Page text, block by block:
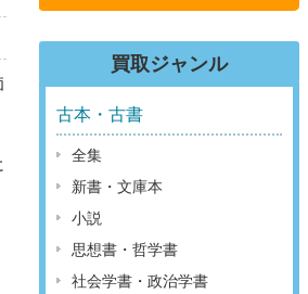
買取ジャンル
古本・古書
全集
新書・文庫本
小説
思想書・哲学書
社会学書・政治学書